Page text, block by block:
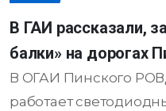
В ГАИ рассказали,
балки» на дорогах
В ОГАИ Пинского
работает